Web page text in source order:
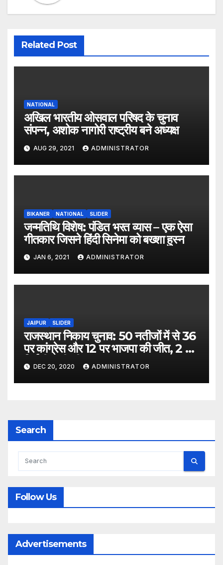
Related Post
NATIONAL
अखिल भारतीय ओसवाल परिषद के चुनाव
संपन्न, अशोक नागोरी राष्ट्रीय बने अध्यक्ष
AUG 29, 2021 ADMINISTRATOR
BIKANER NATIONAL SLIDER
जन्मतिथि विशेष: पंडित भरत व्यास – एक ऐसा
गीतकार जिसने हिंदी सिनेमा को बख्शा हुस्न
JAN 6, 2021 ADMINISTRATOR
JAIPUR SLIDER
राजस्थान निकाय चुनाव: 50 नतीजों में से 36
पर कांग्रेस और 12 पर भाजपा की जीत, 2 पर
निर्दलीय की जीत
DEC 20, 2020 ADMINISTRATOR
Search
Follow Us
Advertisements